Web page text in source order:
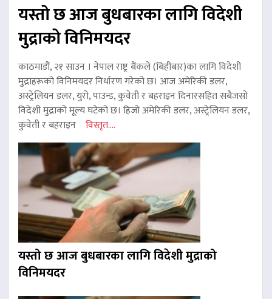
यस्तो छ आज बुधबारका लागि विदेशी
मुद्राको विनिमयदर
काठमाडौं, २१ साउन । नेपाल राष्ट्र बैंकले (बिहीबार)का लागि विदेशी
मुद्राहरूको विनिमयदर निर्धारण गरेको छ। आज अमेरिकी डलर,
अस्ट्रेलियन डलर, युरो, पाउन्ड, कुवेती र बहराइन दिनारसहित सबैजसो
विदेशी मुद्राको मूल्य घटेको छ। हिजो अमेरिकी डलर, अस्ट्रेलियन डलर,
कुवेती र बहराइन विस्तृत....
यस्तो छ आज बुधबारका लागि विदेशी मुद्राको
विनिमयदर